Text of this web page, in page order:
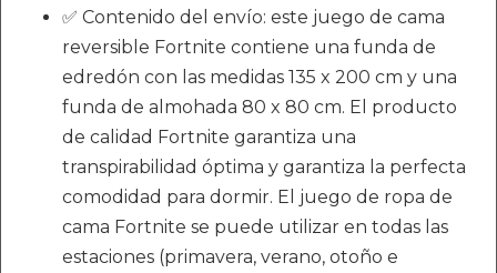
✅ Contenido del envío: este juego de cama
reversible Fortnite contiene una funda de
edredón con las medidas 135 x 200 cm y una
funda de almohada 80 x 80 cm. El producto
de calidad Fortnite garantiza una
transpirabilidad óptima y garantiza la perfecta
comodidad para dormir. El juego de ropa de
cama Fortnite se puede utilizar en todas las
estaciones (primavera, verano, otoño e